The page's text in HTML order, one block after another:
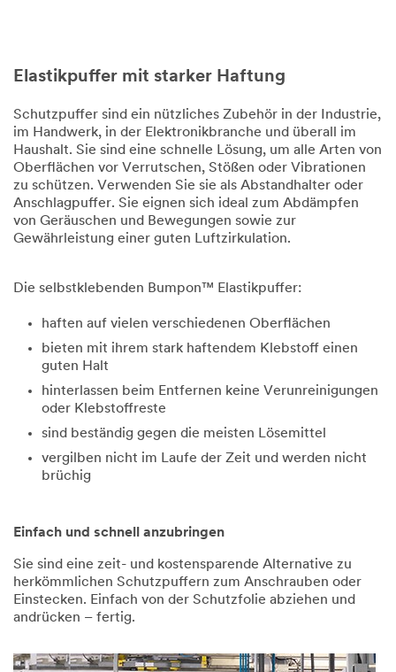
Weiterverarbeitung der Daten
auch durch den 3M Hauptsitz in
Minnesota (USA) stattfindet und
die Daten zu diesem Zweck
dorthin übertragen und
gespeichert werden können. Die
Datenschutzbestimmungen der
USA können von denen meines
Wohnsitzes abweichen.
Dank.
Ihre
Nachricht
wurde
übermittelt.
tut
uns
leid,
es
gab
einen
bei
der
versuchen
es
erneut.
Elastikpuffer mit starker Haftung
Schutzpuffer sind ein nützliches Zubehör in der Industrie,
im Handwerk, in der Elektronikbranche und überall im
Haushalt. Sie sind eine schnelle Lösung, um alle Arten von
Oberflächen vor Verrutschen, Stößen oder Vibrationen
zu schützen. Verwenden Sie sie als Abstandhalter oder
Anschlagpuffer. Sie eignen sich ideal zum Abdämpfen
von Geräuschen und Bewegungen sowie zur
Gewährleistung einer guten Luftzirkulation.
Die selbstklebenden Bumpon™ Elastikpuffer:
haften auf vielen verschiedenen Oberflächen
bieten mit ihrem stark haftendem Klebstoff einen
guten Halt
hinterlassen beim Entfernen keine Verunreinigungen
oder Klebstoffreste
sind beständig gegen die meisten Lösemittel
vergilben nicht im Laufe der Zeit und werden nicht
brüchig
Einfach und schnell anzubringen
Sie sind eine zeit- und kostensparende Alternative zu
herkömmlichen Schutzpuffern zum Anschrauben oder
Einstecken. Einfach von der Schutzfolie abziehen und
andrücken – fertig.